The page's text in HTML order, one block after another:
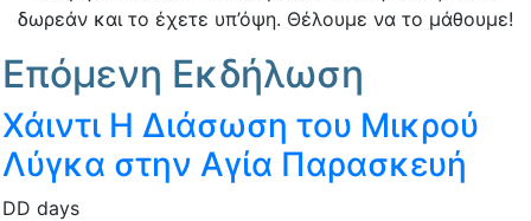
δωρεάν και το έχετε υπ’όψη. Θέλουμε να το μάθουμε!
Επόμενη Εκδήλωση
Χάιντι Η Διάσωση του Μικρού
Λύγκα στην Αγία Παρασκευή
DD days